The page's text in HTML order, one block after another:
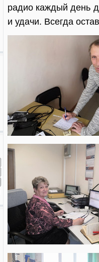
радио каждый день
и удачи. Всегда